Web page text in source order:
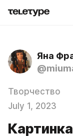
Яна
Творчество
July 1, 2023